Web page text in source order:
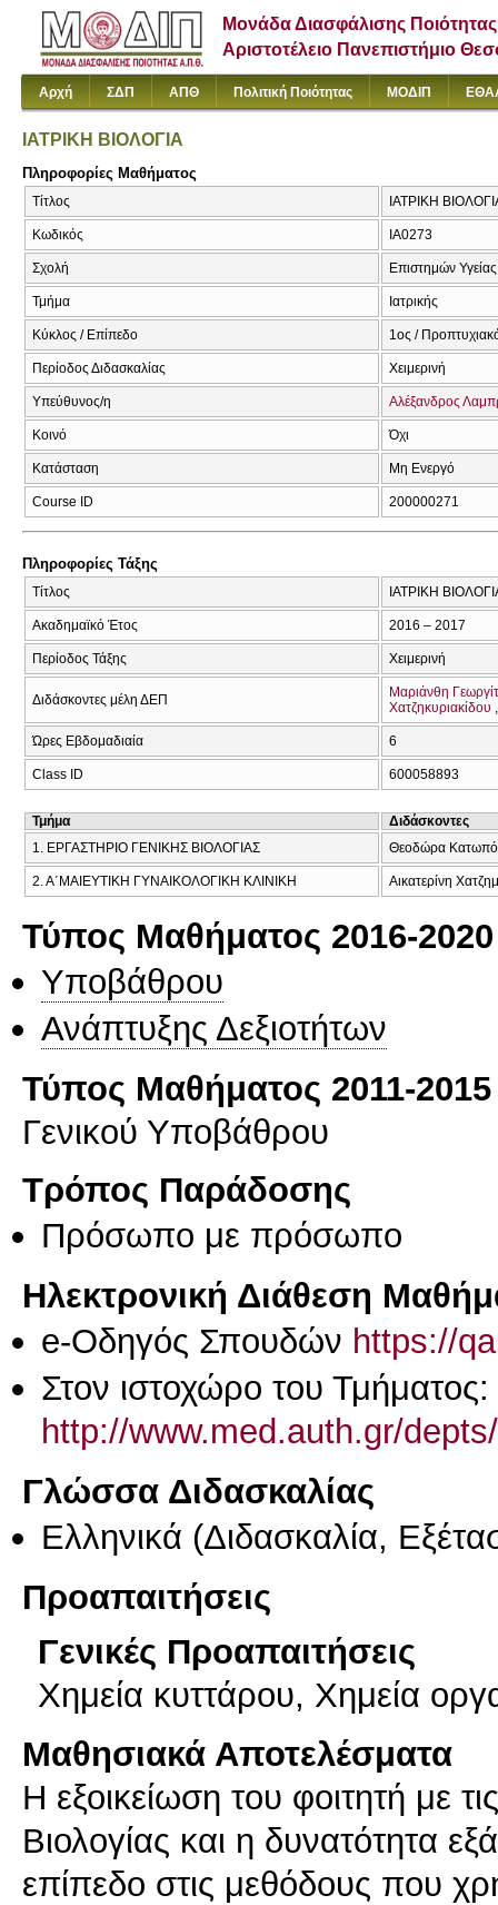
Μονάδα Διασφάλισης Ποιότητας
Αριστοτέλειο Πανεπιστήμιο
Αρχή ΣΔΠ ΑΠΘ Πολιτική Ποιότητας ΜΟΔΙΠ
ΙΑΤΡΙΚΗ ΒΙΟΛΟΓΙΑ
Πληροφορίες Μαθήματος
Τίτλος ΙΑΤΡΙΚΗ
Κωδικός ΙΑ0273
Σχολή Επιστημών Υγείας
Τμήμα Ιατρικής
Κύκλος / Επίπεδο 1ος /
Περίοδος Διδασκαλίας Χειμερινή
Υπεύθυνος/η Αλέξανδρος
Κοινό Όχι
Κατάσταση Μη Ενεργό
Course ID 200000271
Πληροφορίες Τάξης
Τίτλος ΙΑΤΡΙΚΗ
Ακαδημαϊκό Έτος 2016 – 2017
Περίοδος Τάξης Χειμερινή
Διδάσκοντες μέλη ΔΕΠ
Μαριάνθη
Χατζηκυριακίδου
Ώρες Εβδομαδιαία 6
Class ID 600058893
Τμήμα
Διδάσκοντες
1. ΕΡΓΑΣΤΗΡΙΟ ΓΕΝΙΚΗΣ ΒΙΟΛΟΓΙΑΣ
Θεοδώρα
2. Α΄ΜΑΙΕΥΤΙΚΗ ΓΥΝΑΙΚΟΛΟΓΙΚΗ ΚΛΙΝΙΚΗ Αικατερίνη
Τύπος Μαθήματος 2016-2020
Υποβάθρου
Ανάπτυξης Δεξιοτήτων
Τύπος Μαθήματος 2011-2015
Γενικού Υποβάθρου
Τρόπος Παράδοσης
Πρόσωπο με πρόσωπο
Ηλεκτρονική Διάθεση
e-Οδηγός Σπουδών https://
Στον ιστοχώρο του Τμήματος:
http://www.med.auth.gr/
Γλώσσα Διδασκαλίας
Ελληνικά (Διδασκαλία,
Προαπαιτήσεις
Γενικές Προαπαιτήσεις
Χημεία κυττάρου, Χημεία
Μαθησιακά Αποτελέσματα
Η εξοικείωση του φοιτητή με
Βιολογίας και η δυνατότητα
επίπεδο στις μεθόδους που